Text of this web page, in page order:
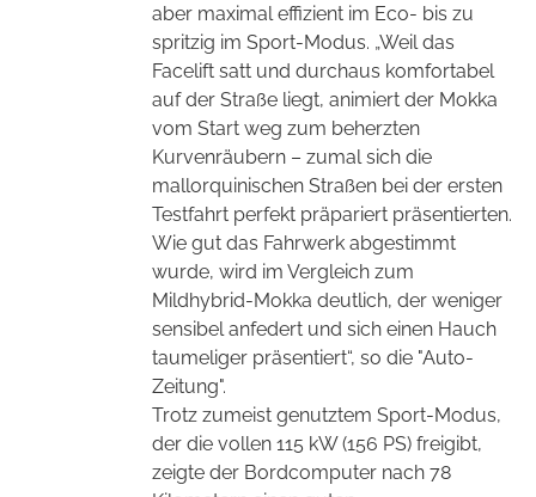
aber maximal effizient im Eco- bis zu
spritzig im Sport-Modus. „Weil das
Facelift satt und durchaus komfortabel
auf der Straße liegt, animiert der Mokka
vom Start weg zum beherzten
Kurvenräubern – zumal sich die
mallorquinischen Straßen bei der ersten
Testfahrt perfekt präpariert präsentierten.
Wie gut das Fahrwerk abgestimmt
wurde, wird im Vergleich zum
Mildhybrid-Mokka deutlich, der weniger
sensibel anfedert und sich einen Hauch
taumeliger präsentiert“, so die "Auto-
Zeitung".
Trotz zumeist genutztem Sport-Modus,
der die vollen 115 kW (156 PS) freigibt,
zeigte der Bordcomputer nach 78